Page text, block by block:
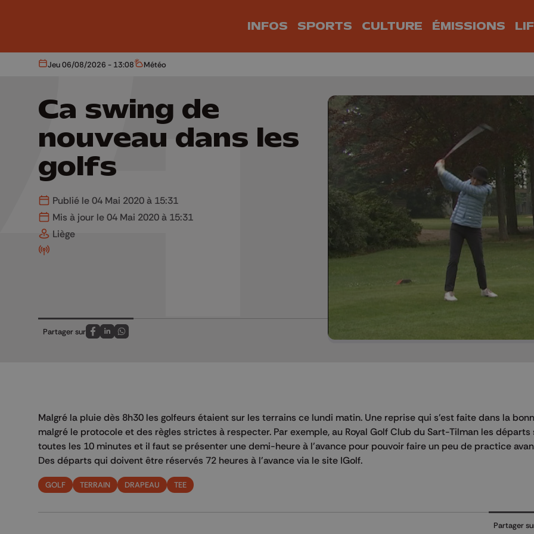
INFOS SPORTS CULTURE ÉMISSIONS
Aujourd'hui
Jeu 06/08/2026 - 13:08 Météo
Météo
Ca swing de
nouveau dans les
golfs
Publié le 04 Mai 2020 à 15:31
Mis à jour le 04 Mai 2020 à 15:31
Liège
Partager sur
Partagez sur FaceBook
Partagez sur LinkedIn
Partagez sur Whatsapp
Malgré la pluie dès 8h30 les golfeurs étaient sur les terrains ce lundi matin. Une reprise qui s'est faite dans la
malgré le protocole et des règles strictes à respecter. Par exemple, au Royal Golf Club du Sart-Tilman les départs
toutes les 10 minutes et il faut se présenter une demi-heure à l'avance pour pouvoir faire un peu de practice
Des départs qui doivent être réservés 72 heures à l'avance via le site IGolf.
GOLF TERRAIN DRAPEAU TEE
Partager